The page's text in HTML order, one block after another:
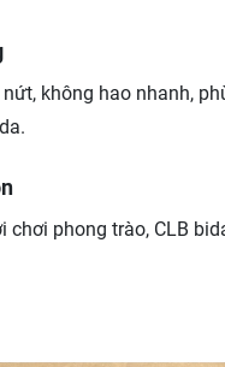
không hao nhanh,
chơi phong trào, CLB